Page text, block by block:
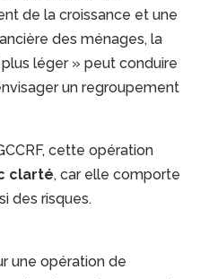
de la croissance et une
des ménages, la
léger » peut conduire
un regroupement
cette opération
clarté, car elle comporte
des risques.
une opération de